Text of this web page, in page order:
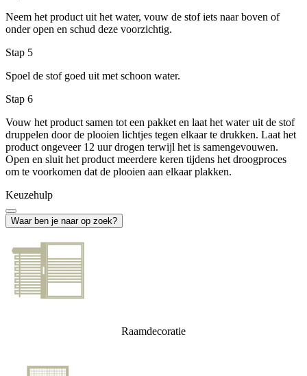
Neem het product uit het water, vouw de stof iets naar boven of
onder open en schud deze voorzichtig.
Stap 5
Spoel de stof goed uit met schoon water.
Stap 6
Vouw het product samen tot een pakket en laat het water uit de stof
druppelen door de plooien lichtjes tegen elkaar te drukken. Laat het
product ongeveer 12 uur drogen terwijl het is samengevouwen.
Open en sluit het product meerdere keren tijdens het droogproces
om te voorkomen dat de plooien aan elkaar plakken.
Keuzehulp
Waar ben je naar op zoek?
Raamdecoratie